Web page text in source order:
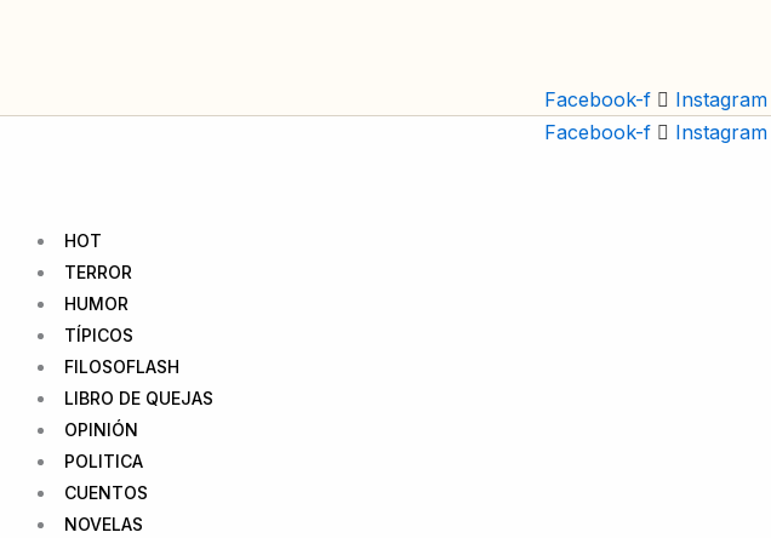
Facebook-f
Instagram
Facebook-f
Instagram
HOT
TERROR
HUMOR
TÍPICOS
FILOSOFLASH
LIBRO DE QUEJAS
OPINIÓN
POLITICA
CUENTOS
NOVELAS